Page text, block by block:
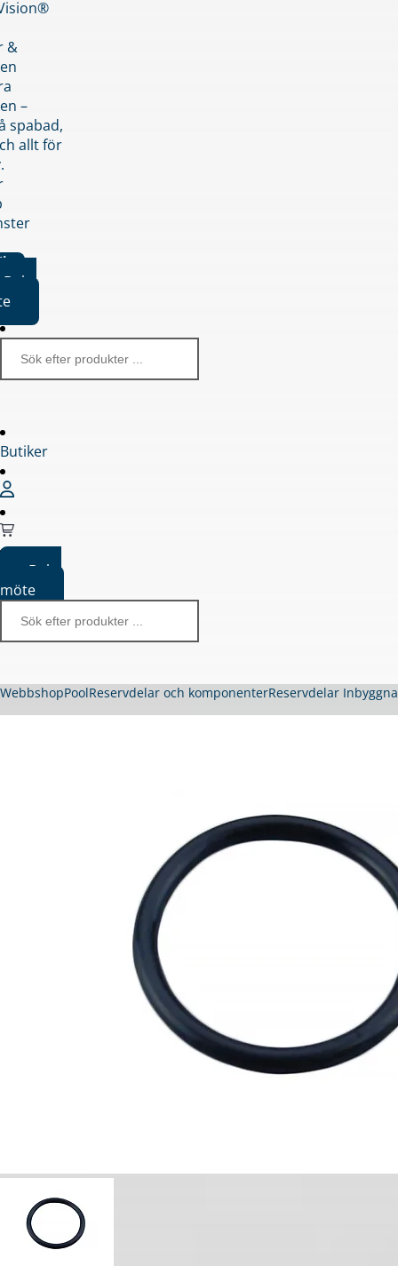
&
–
spabad,
allt för
Boka
Butiker
Boka
möte
WebbshopPoolReservdelar och komponenterReservdelar